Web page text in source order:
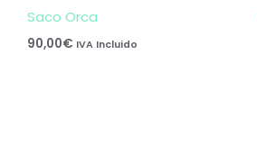
Saco Orca
90,00€ IVA Incluido